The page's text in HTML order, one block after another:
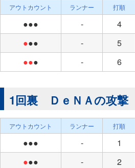
アウトカウント ランナー 打順
●●● - 4
●●● - 5
●●● - 6
1回裏 ＤｅＮＡの攻撃
アウトカウント ランナー 打順
●●● - 1
●●● - 2